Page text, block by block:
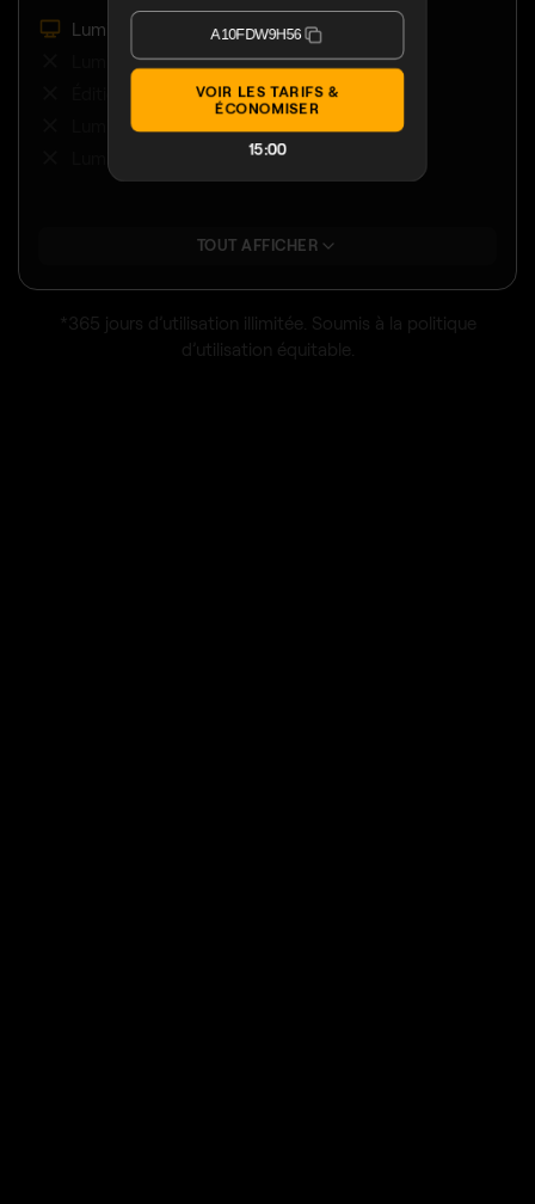
Luminar sur ordinateur
Luminar sur mobile
Édition multi-appareils
Luminar sur le Web
TOUT AFFICHER
*365 jours d’utilisation illimitée. Soumis à la politique
d’utilisation équitable.
A10FDW9H56
VOIR LES TARIFS &
ÉCONOMISER
14:56